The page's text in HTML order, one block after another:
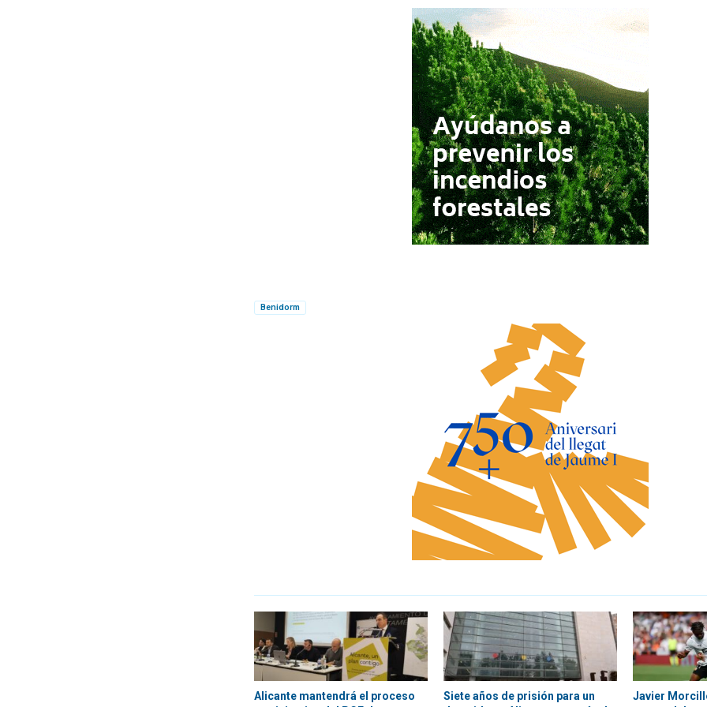
Benidorm
Alicante mantendrá el proceso
Siete años de prisión para un
Javier